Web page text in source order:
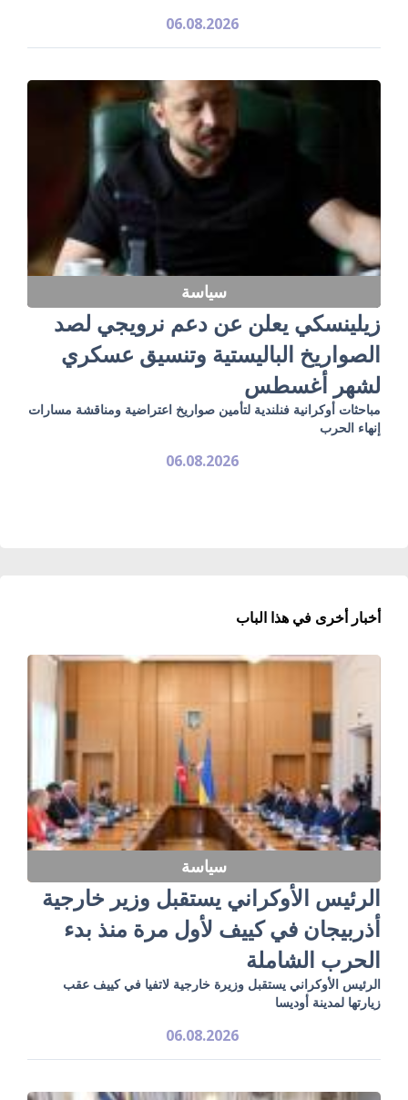
06.08.2026
سياسة
زيلينسكي يعلن عن دعم نرويجي لصد
الصواريخ الباليستية وتنسيق عسكري
لشهر أغسطس
مباحثات أوكرانية فنلندية لتأمين صواريخ اعتراضية ومناقشة مسارات
إنهاء الحرب
06.08.2026
أخبار أخرى في هذا الباب
سياسة
الرئيس الأوكراني يستقبل وزير خارجية
أذربيجان في كييف لأول مرة منذ بدء
الحرب الشاملة
الرئيس الأوكراني يستقبل وزيرة خارجية لاتفيا في كييف عقب
زيارتها لمدينة أوديسا
06.08.2026